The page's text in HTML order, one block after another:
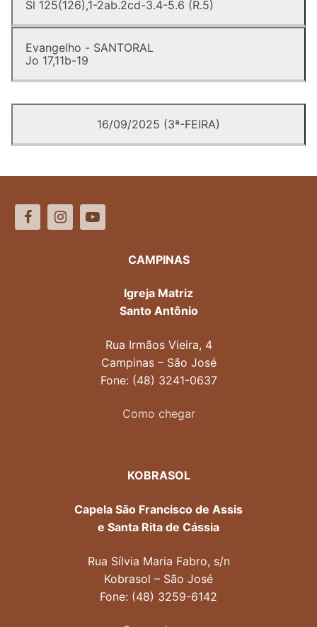
Sl 125(126),1-2ab.2cd-3.4-5.6 (R.5)
Evangelho - SANTORAL
Jo 17,11b-19
16/09/2025 (3ª-FEIRA)
CAMPINAS
Igreja Matriz
Santo Antônio
Rua Irmãos Vieira, 4
Campinas – São José
Fone: (48) 3241-0637
Como chegar
KOBRASOL
Capela São Francisco de Assis
e Santa Rita de Cássia
Rua Sílvia Maria Fabro, s/n
Kobrasol – São José
Fone: (48) 3259-6142